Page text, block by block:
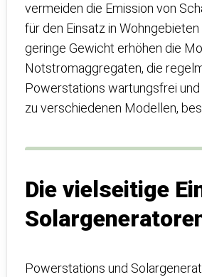
vermeiden die Emission von
für den Einsatz in
geringe Gewicht erhöhen die
Notstromaggregaten, die
Powerstations wartungsfrei
zu verschiedenen Modellen,
Die vielseitige
Powerstations und